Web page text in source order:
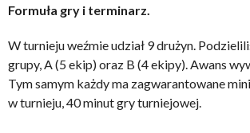
Formuła gry i terminarz.
W turnieju weźmie udział 9 drużyn.
grupy, A (5 ekip) oraz B (4 ekipy). Awans
Tym samym każdy ma zagwarantowane
w turnieju, 40 minut gry turniejowej.